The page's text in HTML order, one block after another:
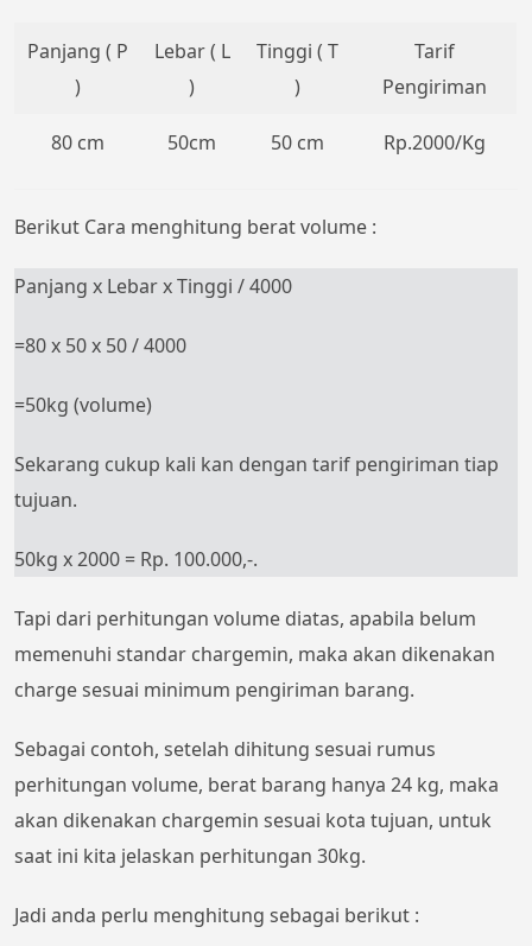
Panjang ( P
)
Lebar ( L
)
Tinggi ( T
)
Tarif
Pengiriman
80 cm 50cm 50 cm Rp.2000/Kg
Berikut Cara menghitung berat volume :
Panjang x Lebar x Tinggi / 4000
=80 x 50 x 50 / 4000
=50kg (volume)
Sekarang cukup kali kan dengan tarif pengiriman tiap
tujuan.
50kg x 2000 = Rp. 100.000,-.
Tapi dari perhitungan volume diatas, apabila belum
memenuhi standar chargemin, maka akan dikenakan
charge sesuai minimum pengiriman barang.
Sebagai contoh, setelah dihitung sesuai rumus
perhitungan volume, berat barang hanya 24 kg, maka
akan dikenakan chargemin sesuai kota tujuan, untuk
saat ini kita jelaskan perhitungan 30kg.
Jadi anda perlu menghitung sebagai berikut :